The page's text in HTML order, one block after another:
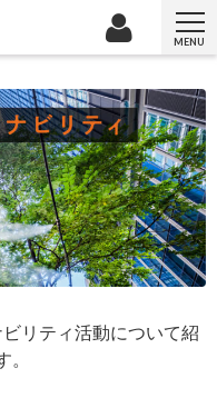
MENU
リティ活動について紹
。